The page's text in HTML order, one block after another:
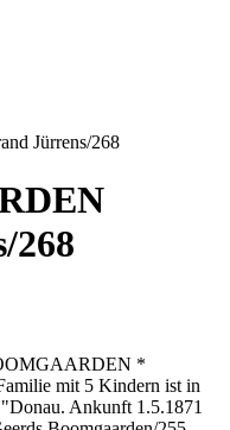
Jürrens/268
268
*
mit 5 Kindern ist in
Ankunft 1.5.1871